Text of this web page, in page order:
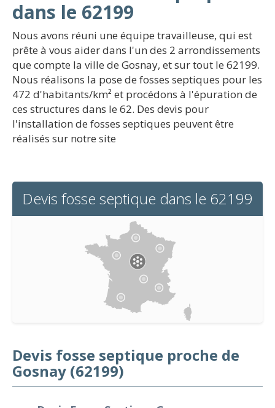
dans le 62199
Nous avons réuni une équipe travailleuse, qui est
prête à vous aider dans l'un des 2 arrondissements
que compte la ville de Gosnay, et sur tout le 62199.
Nous réalisons la pose de fosses septiques pour les
472 d'habitants/km² et procédons à l'épuration de
ces structures dans le 62. Des devis pour
l'installation de fosses septiques peuvent être
réalisés sur notre site
Devis fosse septique dans le 62199
Devis fosse septique proche de
Gosnay (62199)